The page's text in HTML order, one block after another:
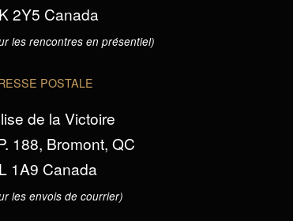
2Y5 Canada
les rencontres en présentiel)
POSTALE
de la Victoire
188, Bromont, QC
1A9 Canada
les envois de courrier)